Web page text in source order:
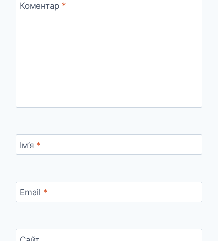
Коментар *
Ім’я *
Email *